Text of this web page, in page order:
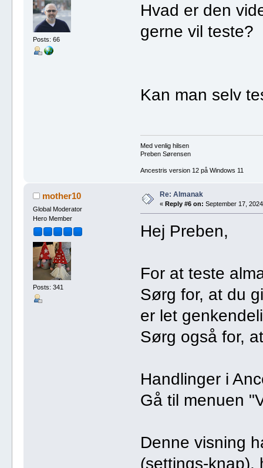
Posts: 66
Hvad er den
gerne vil teste?
Kan man selv
Med venlig hilsen
Preben Sørensen
Ancestris version 12 på Windows 11
mother10
Global Moderator
Hero Member
Posts: 341
Re: Almanak
« Reply #6 on: September 17,
Hej Preben,
For at teste
Sørg for, at du
er let
Sørg også for,
Handlinger i
Gå til menuen
Denne visning
(settings-knap),